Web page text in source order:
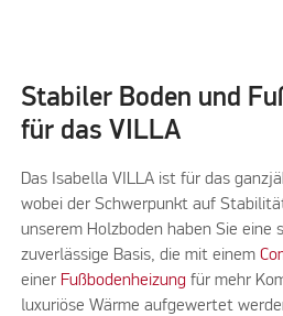
Stabiler Boden und
für das VILLA
Das Isabella VILLA ist für das
wobei der Schwerpunkt auf
unserem Holzboden haben Sie eine
zuverlässige Basis, die mit einem
einer Fußbodenheizungfür mehr
luxuriöse Wärme aufgewertet